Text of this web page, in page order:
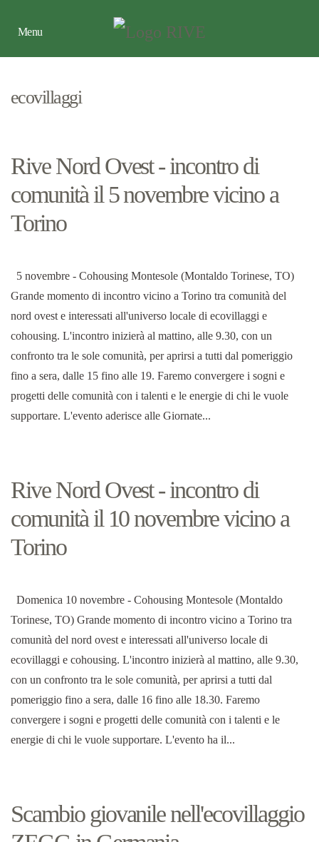
Menu
ecovillaggi
Rive Nord Ovest - incontro di
comunità il 5 novembre vicino a
Torino
5 novembre - Cohousing Montesole (Montaldo Torinese, TO)
Grande momento di incontro vicino a Torino tra comunità del
nord ovest e interessati all'universo locale di ecovillaggi e
cohousing. L'incontro inizierà al mattino, alle 9.30, con un
confronto tra le sole comunità, per aprirsi a tutti dal pomeriggio
fino a sera, dalle 15 fino alle 19. Faremo convergere i sogni e
progetti delle comunità con i talenti e le energie di chi le vuole
supportare. L'evento aderisce alle Giornate...
Rive Nord Ovest - incontro di
comunità il 10 novembre vicino a
Torino
Domenica 10 novembre - Cohousing Montesole (Montaldo
Torinese, TO) Grande momento di incontro vicino a Torino tra
comunità del nord ovest e interessati all'universo locale di
ecovillaggi e cohousing. L'incontro inizierà al mattino, alle 9.30,
con un confronto tra le sole comunità, per aprirsi a tutti dal
pomeriggio fino a sera, dalle 16 fino alle 18.30. Faremo
convergere i sogni e progetti delle comunità con i talenti e le
energie di chi le vuole supportare. L'evento ha il...
Scambio giovanile nell'ecovillaggio